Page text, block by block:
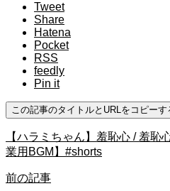
Tweet
Share
Hatena
Pocket
RSS
feedly
Pin it
この記事のタイトルとURLをコピーす
【ハラミちゃん】羞恥心 / 羞
業用BGM】#shorts
前の記事